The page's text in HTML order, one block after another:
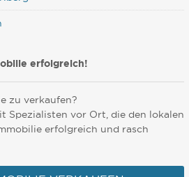
erfolgreich!
zu verkaufen?
Spezialisten vor Ort, die den lokalen
erfolgreich und rasch